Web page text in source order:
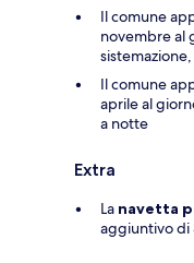
Il comune
novembre al
Il comune
aprile al
a notte
Extra
La navetta
aggiuntivo di